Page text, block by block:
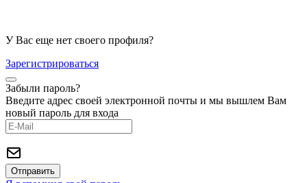
У Вас еще нет своего профиля?
Зарегистрироваться
Забыли пароль?
Введите адрес своей электронной почты и мы вышлем Вам
новый пароль для входа